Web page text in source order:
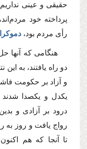
حقیقى و عینى
پرداخته خود
رأى مردم بود،
هنگامى كه آنها
دو راه یافتند، به
و آزاد بر حكومت
یكدل و یكصدا شدند
درود بر آزادى و
رواج یافت و روز به
تا آنجا كه هم